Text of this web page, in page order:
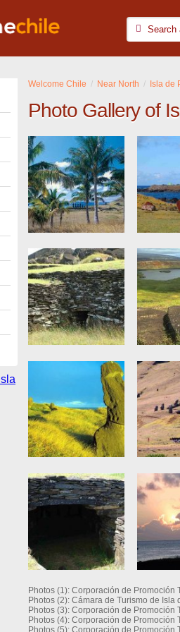
Welcome Chile Near North Isla de
Photo Gallery of
Photos (1): Corporación de
Photos (2): Cámara de Turismo de Isla
Photos (3): Corporación de Promoción
Photos (4): Corporación de
Photos (5): Corporación de